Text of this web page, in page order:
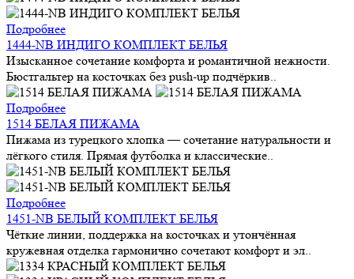
Подробнее
1444-NB ИНДИГО КОМПЛЕКТ БЕЛЬЯ
Изысканное сочетание комфорта и романтичной нежности.
Бюстгальтер на косточках без push-up подчёркив..
Подробнее
1514 БЕЛАЯ ПИЖАМА
Пижама из турецкого хлопка — сочетание натуральности и
лёгкого стиля. Прямая футболка и классические..
Подробнее
1451-NB БЕЛЫЙ КОМПЛЕКТ БЕЛЬЯ
Чёткие линии, поддержка на косточках и утончённая
кружевная отделка гармонично сочетают комфорт и эл..